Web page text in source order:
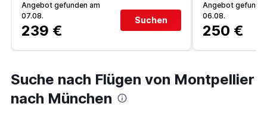
Angebot gefunden am
07.08.
239 €
Suchen
Angebot
06.08.
250 €
Suche nach Flügen von Montpellier
nach München